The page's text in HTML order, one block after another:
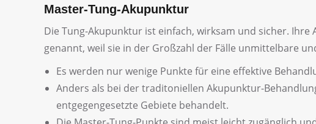
Master-Tung-Akupunktur
Die Tung-Akupunktur ist einfach, wirksam und sicher. Ihre
genannt, weil sie in der Großzahl der Fälle unmittelbare
Es werden nur wenige Punkte für eine effektive
Anders als bei der traditoniellen Akupunktur-
entgegengesetzte Gebiete behandelt.